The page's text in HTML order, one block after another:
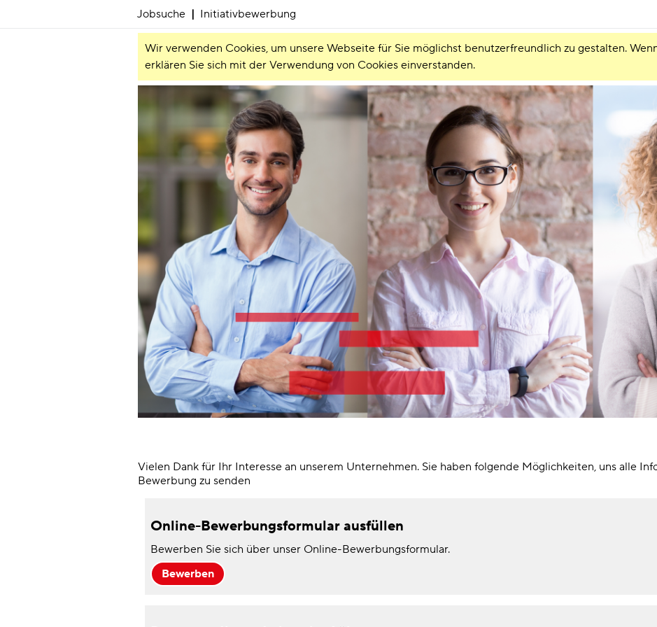
Wir verwenden Cookies, um unsere Webseite für Sie möglichst benutzerfreundlich zu gestalten.
erklären Sie sich mit der Verwendung von Cookies einverstanden.
Jobsuche | Initiativbewerbung
Vielen Dank für Ihr Interesse an unserem Unternehmen. Sie haben folgende Möglichkeiten, uns alle
Bewerbung zu senden
Online-Bewerbungsformular ausfüllen
Bewerben Sie sich über unser Online-Bewerbungsformular.